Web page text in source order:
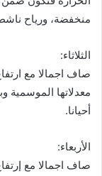
منخفضة، ورياح
الثلاثاء:
صاف اجمالا مع
معدلاتها الموسمية
أحيانا.
الأربعاء:
صاف اجمالا مع